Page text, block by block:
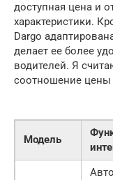
доступная цена и
характеристики.
Dargo
делает ее более
водителей. Я
соотношение цены
Модель